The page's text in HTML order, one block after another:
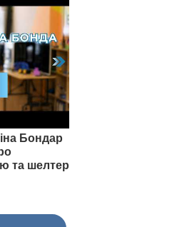
Бондар
та шелтер